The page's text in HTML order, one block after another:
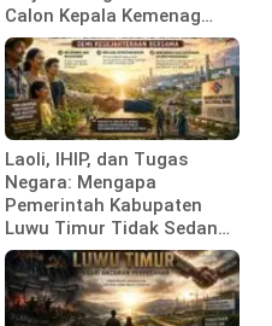
Calon Kepala Kemenag
Polewali Mandar
Laoli, IHIP, dan Tugas
Negara: Mengapa
Pemerintah Kabupaten
Luwu Timur Tidak Sedang
Membela Investor